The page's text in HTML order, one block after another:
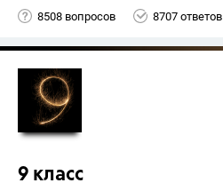
8508 вопросов 8707 ответов
9 класс